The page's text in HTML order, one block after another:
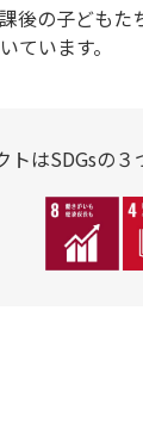
後の子ども
ています。
トはSDGsの３